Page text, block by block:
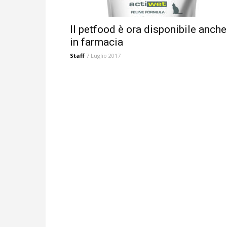
Il petfood è ora disponibile anche
in farmacia
Staff 7 Luglio 2017